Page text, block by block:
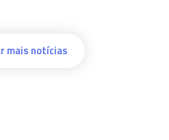
mais notícias